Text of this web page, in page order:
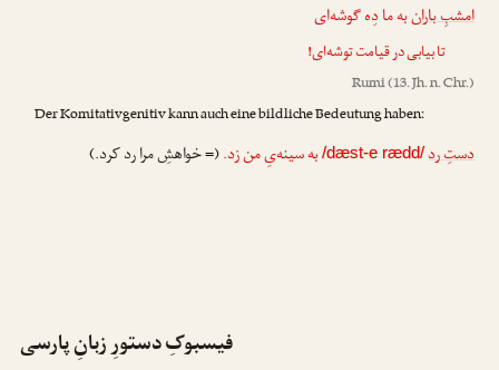
امشبِ بارانبه ما دِه گوشه‌ای
تا بیابی در قیامت توشه‌ای!
Rumi(13. Jh. n. Chr.)
Der Komitativgenitiv kann auch eine bildliche Bedeutung haben:
دستِ رد /dæst-e rædd/ به سینه‌یِ من زد.(= خواهشِ مرا رد کرد.)
فیسبوکِ دستورِ زبانِ پارسی